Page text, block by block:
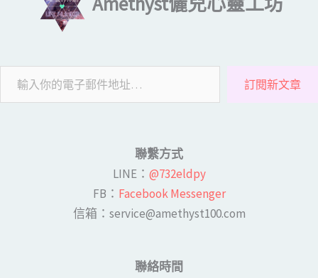
訂閱新文章
聯繫方式
LINE​： @732eldpy
FB：​ Facebook Messenger
​​信箱：service@amethyst100.com
聯絡時間